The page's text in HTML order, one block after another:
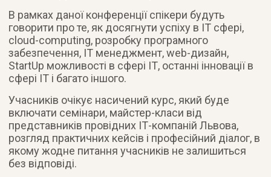
В рамках даної конференції спікери будуть
говорити про те, як досягнути успіху в ІТ сфері,
cloud-computing, розробку програмного
забезпечення, ІТ менеджмент, web-дизайн,
StartUp можливості в сфері ІТ, останні інновації в
сфері ІТ і багато іншого.
Учасників очікує насичений курс, який буде
включати семінари, майстер-класи від
представників провідних ІТ-компаній Львова,
розгляд практичних кейсів і професійний діалог, в
якому жодне питання учасників не залишиться
без відповіді.